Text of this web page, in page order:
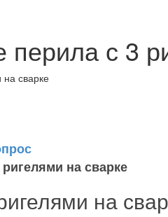
с 3
сварке
на